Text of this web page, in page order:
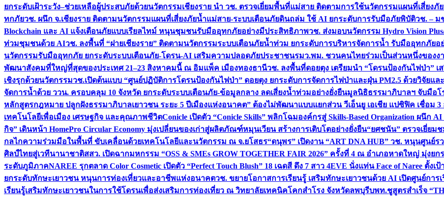
ยกระดับเฝ้าระวัง–ช่วยเหลือผู้ประสบภัยด้วยนวัตกรรมเชียงราย นำ วช. ตรวจเยี่ยมพื้นที่แม่สาย ติดตามการใช้นวัตกรรมแผนที่เสี่ยง
ทกภัยวช. ผนึก จ.เชียงราย ติดตามนวัตกรรมแผนที่เสี่ยงภัยน้ำแม่สาย-ระบบเตือนภัยดินถล่ม ใช้ AI ยกระดับการรับมือภัยพิบัติวช. – ม
Blockchain และ AI แจ้งเตือนภัยแบบเรียลไทม์ หนุนชุมชนรับมืออุทกภัยอย่างมีประสิทธิภาพวช. ส่งมอบนวัตกรรม Hydro Vision
ท่วมชุมชนด้วย AIวช. ลงพื้นที่ “ฝายเชียงราย” ติดตามนวัตกรรมระบบเตือนภัยน้ำท่วม ยกระดับการบริหารจัดการน้ำ รับมืออุทกภัย
นวัตกรรมรับมืออุทกภัย ยกระดับระบบเตือนภัย-โดรน-AI เสริมความปลอดภัยประชาชนรมว.พม. ชวนคนไทยร่วมเป็นส่วนหนึ่งของงา
พัฒนาสังคมที่ใหญ่ที่สุดของประเทศ 21–23 สิงหาคมนี้ ณ อิมแพ็ค เมืองทองธานีวช. ลงพื้นที่ดอยตุง เตรียมนำ “โดรนป้องกันไฟป่า”
เชิงรุกด้วยนวัตกรรมวช.เปิดต้นแบบ “ศูนย์ปฏิบัติการโดรนป้องกันไฟป่า” ดอยตุง ยกระดับการจัดการไฟป่าและฝุ่น PM2.5 ด้วยวิจัยแล
จัดการน้ำด้วย ววน. ครอบคลุม 10 จังหวัด ยกระดับระบบเตือนภัย-ข้อมูลกลาง ลดเสี่ยงน้ำท่วมอย่างยั่งยืนมูลนิธิธรรมาภิบาลฯ จับมือโ
หลักสูตรกฎหมาย ปลูกฝังธรรมาภิบาลเยาวชน ระยะ 5 ปีเมืองแห่งอนาคต” ต้องไม่พัฒนาแบบแยกส่วน วีเอ็นยู เอเชีย แปซิฟิค เชื่อ
เทคโนโลยีเพื่อเมือง เศรษฐกิจ และคุณภาพชีวิตConicle เปิดตัว “Conicle Skills” พลิกโฉมองค์กรสู่ Skills-Based Organization ผนึ
กิจ” เดินหน้า HomePro Circular Economy มุ่งเปลี่ยนของเก่าสู่ผลิตภัณฑ์หมุนเวียน สร้างการเติบโตอย่างยั่งยืน“ยศชนัน” ตรวจเยี่ยม
กลไกความร่วมมือในพื้นที่ ขับเคลื่อนด้วยเทคโนโลยีและนวัตกรรม ณ จ.ยโสธร“ดนุพร” เปิดงาน “ART DNA HUB” วช. หนุนศูน
ศิลป์ไทยสู่เวทีนานาชาติสสว. เปิดฉากมหกรรม “OSS & SMEs GROW TOGETHER FAIR 2026” ครั้งที่ 4 ณ อำเภอหาดใหญ่ มุ่งย
ระดับภูมิภาคNAREE รุกตลาด Color Cosmetic เปิดตัว “Perfect Touch Blush” 18 เฉดสี ดึง 7 สาว 4EVE นั่งแท่น Face of Naree ตั้งเ
ยกระดับทักษะเยาวชน หนุนการท่องเที่ยวและอาชีพแห่งอนาคตวช. ขยายโอกาสการเรียนรู้ เสริมทักษะเยาวชนด้วย AI เปิดศูนย์กา
เรียนรู้เสริมทักษะเยาวชนในการใช้โดรนเพื่อส่งเสริมการท่องเที่ยว ณ วิทยาลัยเทคนิคโคกสำโรง จังหวัดลพบุรีบพท.ชูสูตรสำเร็จ